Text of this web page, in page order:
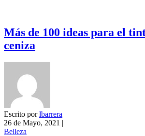
Más de 100 ideas para el
ceniza
Escrito porlbarrera
26 de Mayo, 2021 |
Belleza